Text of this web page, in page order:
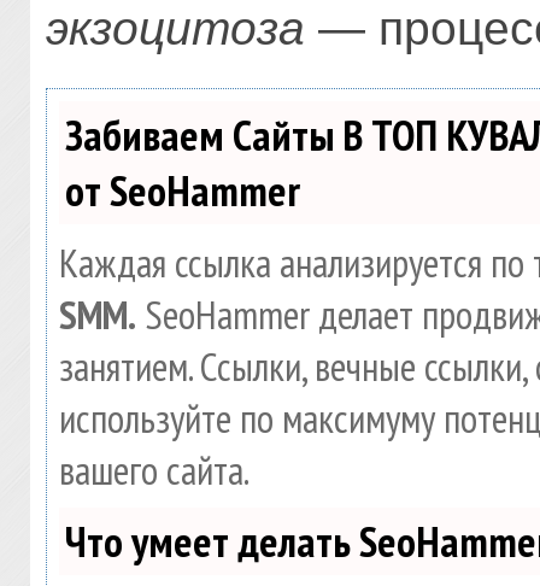
экзоцитоза —
Забиваем Сайты В ТОП
от SeoHammer
Каждая ссылка анализируется
SMM. SeoHammer делает
занятием. Ссылки, вечные
используйте по максимуму
вашего сайта.
Что умеет делать